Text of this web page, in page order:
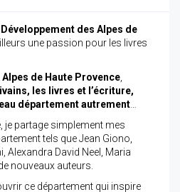
des Alpes de
une passion pour les livres
Alpes de Haute Provence
les livres et l’écriture,
département autrement
je partage simplement mes
tels que Jean Giono,
Alexandra David Neel, Maria
nouveaux auteurs.
ce département qui inspire